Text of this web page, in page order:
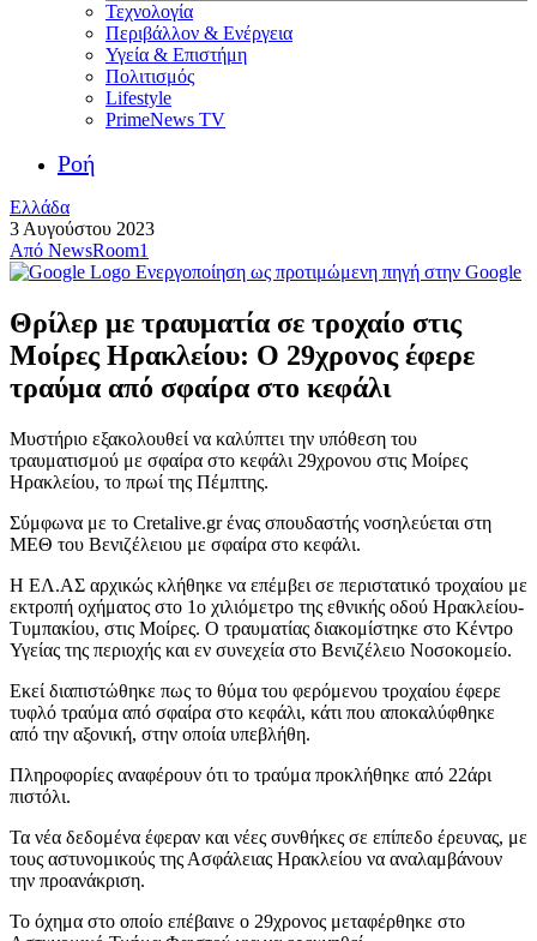
Τεχνολογία
Περιβάλλον & Ενέργεια
Υγεία & Επιστήμη
Πολιτισμός
Lifestyle
PrimeNews TV
Ροή
Ελλάδα
3 Αυγούστου 2023
Από NewsRoom1
Ενεργοποίηση ως προτιμώμενη πηγή στην Google
Θρίλερ με τραυματία σε τροχαίο στις
Μοίρες Ηρακλείου: Ο 29χρονος έφερε
τραύμα από σφαίρα στο κεφάλι
Μυστήριο εξακολουθεί να καλύπτει την υπόθεση του
τραυματισμού με σφαίρα στο κεφάλι 29χρονου στις Μοίρες
Ηρακλείου, το πρωί της Πέμπτης.
Σύμφωνα με το Cretalive.gr ένας σπουδαστής νοσηλεύεται στη
ΜΕΘ του Βενιζέλειου με σφαίρα στο κεφάλι.
Η ΕΛ.ΑΣ αρχικώς κλήθηκε να επέμβει σε περιστατικό τροχαίου με
εκτροπή οχήματος στο 1ο χιλιόμετρο της εθνικής οδού Ηρακλείου-
Τυμπακίου, στις Μοίρες. Ο τραυματίας διακομίστηκε στο Κέντρο
Υγείας της περιοχής και εν συνεχεία στο Βενιζέλειο Νοσοκομείο.
Εκεί διαπιστώθηκε πως το θύμα του φερόμενου τροχαίου έφερε
τυφλό τραύμα από σφαίρα στο κεφάλι, κάτι που αποκαλύφθηκε
από την αξονική, στην οποία υπεβλήθη.
Πληροφορίες αναφέρουν ότι το τραύμα προκλήθηκε από 22άρι
πιστόλι.
Τα νέα δεδομένα έφεραν και νέες συνθήκες σε επίπεδο έρευνας, με
τους αστυνομικούς της Ασφάλειας Ηρακλείου να αναλαμβάνουν
την προανάκριση.
Το όχημα στο οποίο επέβαινε ο 29χρονος μεταφέρθηκε στο